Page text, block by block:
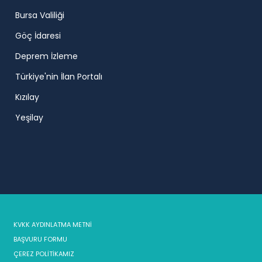
Bursa Valiliği
Göç İdaresi
Deprem İzleme
Türkiye'nin İlan Portalı
Kızılay
Yeşilay
KVKK AYDINLATMA METNİ
BAŞVURU FORMU
ÇEREZ POLİTİKAMIZ